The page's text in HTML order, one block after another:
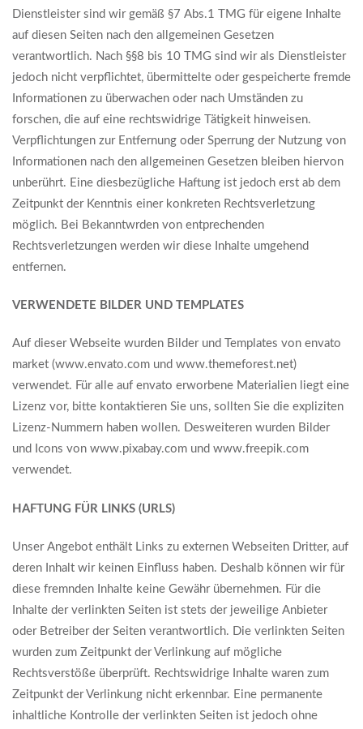
Dienstleister sind wir gemäß §7 Abs.1 TMG für eigene Inhalte
auf diesen Seiten nach den allgemeinen Gesetzen
verantwortlich. Nach §§8 bis 10 TMG sind wir als Dienstleister
jedoch nicht verpflichtet, übermittelte oder gespeicherte fremde
Informationen zu überwachen oder nach Umständen zu
forschen, die auf eine rechtswidrige Tätigkeit hinweisen.
Verpflichtungen zur Entfernung oder Sperrung der Nutzung von
Informationen nach den allgemeinen Gesetzen bleiben hiervon
unberührt. Eine diesbezügliche Haftung ist jedoch erst ab dem
Zeitpunkt der Kenntnis einer konkreten Rechtsverletzung
möglich. Bei Bekanntwrden von entprechenden
Rechtsverletzungen werden wir diese Inhalte umgehend
entfernen.
VERWENDETE BILDER UND TEMPLATES
Auf dieser Webseite wurden Bilder und Templates von envato
market (www.envato.com und www.themeforest.net)
verwendet. Für alle auf envato erworbene Materialien liegt eine
Lizenz vor, bitte kontaktieren Sie uns, sollten Sie die expliziten
Lizenz-Nummern haben wollen. Desweiteren wurden Bilder
und Icons von www.pixabay.com und www.freepik.com
verwendet.
HAFTUNG FÜR LINKS (URLS)
Unser Angebot enthält Links zu externen Webseiten Dritter, auf
deren Inhalt wir keinen Einfluss haben. Deshalb können wir für
diese fremnden Inhalte keine Gewähr übernehmen. Für die
Inhalte der verlinkten Seiten ist stets der jeweilige Anbieter
oder Betreiber der Seiten verantwortlich. Die verlinkten Seiten
wurden zum Zeitpunkt der Verlinkung auf mögliche
Rechtsverstöße überprüft. Rechtswidrige Inhalte waren zum
Zeitpunkt der Verlinkung nicht erkennbar. Eine permanente
inhaltliche Kontrolle der verlinkten Seiten ist jedoch ohne